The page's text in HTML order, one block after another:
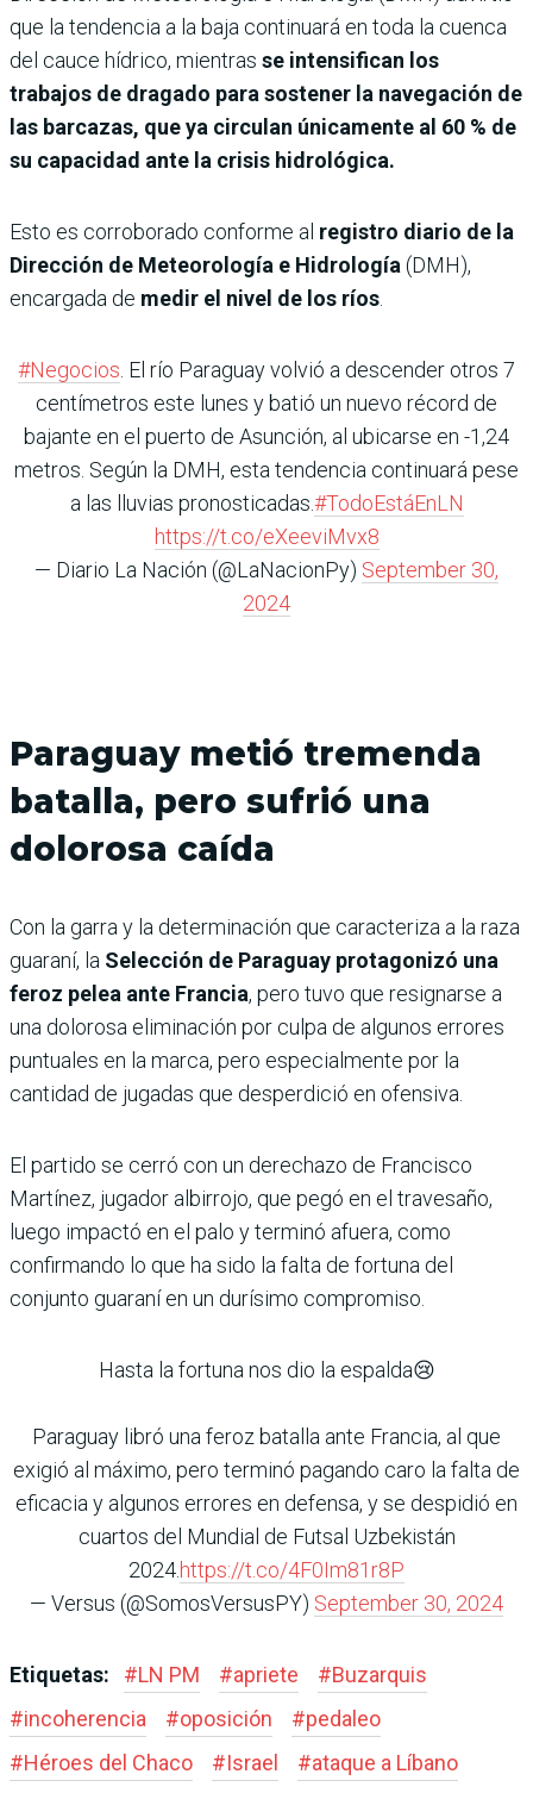
que la tendencia a la baja continuará en toda la cuenca
del cauce hídrico, mientras se intensifican los
trabajos de dragado para sostener la navegación de
las barcazas, que ya circulan únicamente al 60 % de
su capaci­dad ante la crisis hidrológica.
Esto es corroborado conforme al registro diario de la
Dirección de Meteorología e Hidrología (DMH),
encargada de medir el nivel de los ríos
#Negocios . El río Paraguay volvió a descender otros 7
centímetros este lunes y batió un nuevo récord de
bajante en el puerto de Asunción, al ubicarse en -1,24
metros. Según la DMH, esta tendencia continuará pese
a las lluvias pronosticadas.#TodoEstáEnLN
https://t.co/eXeeviMvx8
— Diario La Nación (@LaNacionPy) September 30,
2024
Paraguay metió tremenda
batalla, pero sufrió una
dolorosa caída
Con la garra y la determinación que caracteriza a la raza
guaraní, la Selección de Paraguay protagonizó una
feroz pelea ante Francia, pero tuvo que resignarse a
una dolorosa eliminación por culpa de algunos errores
puntuales en la marca, pero especialmente por la
cantidad de jugadas que desperdició en ofensiva.
El partido se cerró con un derechazo de Francisco
Martínez, jugador albirrojo, que pegó en el travesaño,
luego impactó en el palo y terminó afuera, como
confirmando lo que ha sido la falta de fortuna del
conjunto guaraní en un durísimo compromiso.
Hasta la fortuna nos dio la espalda😢
Paraguay libró una feroz batalla ante Francia, al que
exigió al máximo, pero terminó pagando caro la falta de
eficacia y algunos errores en defensa, y se despidió en
cuartos del Mundial de Futsal Uzbekistán
2024. https://t.co/4F0Im81r8P
— Versus (@SomosVersusPY) September 30, 2024
Etiquetas: #LN PM #apriete #Buzarquis
#incoherencia #oposición #pedaleo
#Héroes del Chaco #Israel #ataque a Líbano